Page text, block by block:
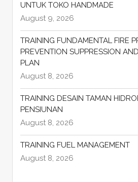
UNTUK TOKO HANDMADE
August 9, 2026
TRAINING FUNDAMENTAL FIRE
PREVENTION SUPPRESSION
PLAN
August 8, 2026
TRAINING DESAIN TAMAN
PENSIUNAN
August 8, 2026
TRAINING FUEL MANAGEMENT
August 8, 2026